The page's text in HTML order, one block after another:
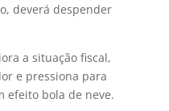
deverá despender
a situação fiscal,
e pressiona para
efeito bola de neve.